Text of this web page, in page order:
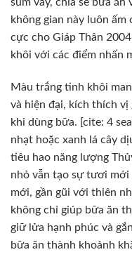
sum vầy, chia sẻ bữa
không gian này luôn
cực cho Giáp Thân
khôi với các điểm nhấn
Màu trắng tinh khôi
và hiện đại, kích thích vị
khi dùng bữa. [cite: 4
nhạt hoặc xanh lá cây
tiêu hao năng lượng
nhỏ vẫn tạo sự tươi mới
mới, gần gũi với thiên
không chỉ giúp bữa ăn
giữ lửa hạnh phúc và
bữa ăn thành khoảnh